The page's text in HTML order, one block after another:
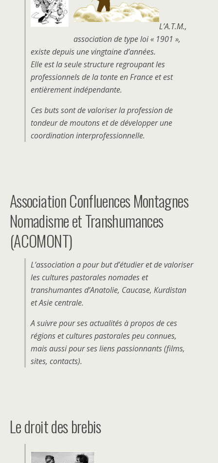
L’A.T.M.,
association de type loi « 1901 »,
existe depuis une vingtaine d’années.
Elle est la seule structure regroupant les
professionnels de la tonte en France et est
entièrement indépendante.
Ces buts sont de valoriser la profession de
tondeur de moutons et de développer une
coordination interprofessionnelle.
Association Confluences Montagnes
Nomadisme et Transhumances
(ACOMONT)
L’association a pour but d’étudier et de valoriser
les cultures pastorales nomades et
transhumantes d’Anatolie, Caucase, Kurdistan
et Asie centrale.
A suivre pour ses actualités à propos de ces
régions et cultures pastorales peu connues,
mais aussi pour ses liens passionnants (films,
sites, contacts).
Le droit des brebis